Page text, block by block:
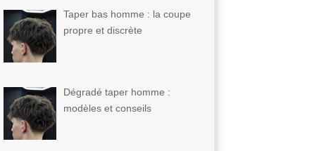
Taper bas homme : la coupe
propre et discrète
Dégradé taper homme :
modèles et conseils